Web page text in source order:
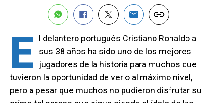
E
l delantero portugués Cristiano Ronaldo a
sus 38 años ha sido uno de los mejores
jugadores de la historia para muchos que
tuvieron la oportunidad de verlo al máximo nivel,
pero a pesar que muchos no pudieron disfrutar su